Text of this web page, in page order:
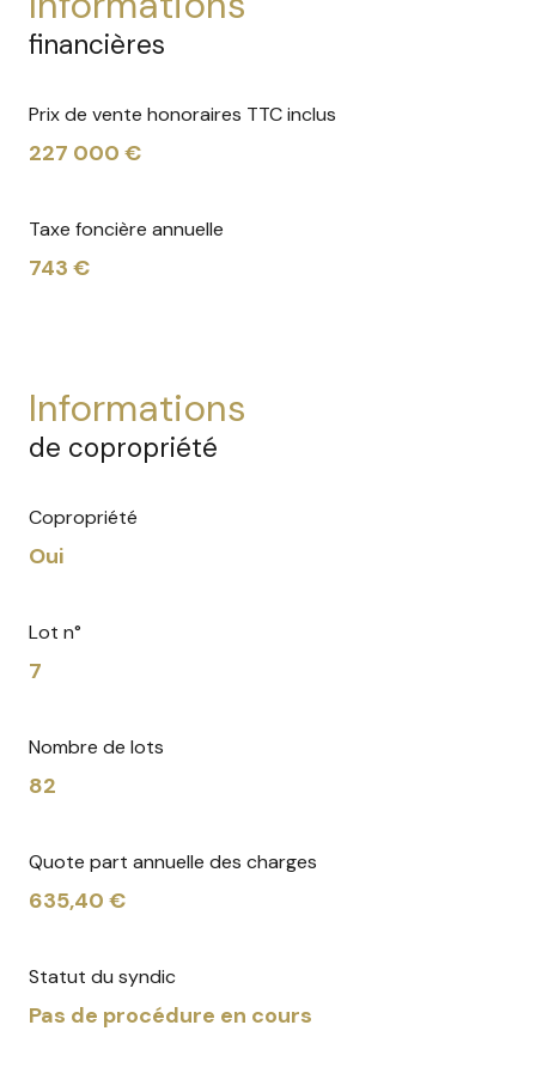
financières
Prix de vente honoraires TTC inclus
227 000 €
Taxe foncière annuelle
743 €
informations
de copropriété
Copropriété
Oui
Lot n°
7
Nombre de lots
82
Quote part annuelle des charges
635,40 €
Statut du syndic
Pas de procédure en cours